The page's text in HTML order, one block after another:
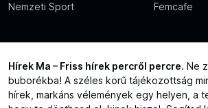
Nemzeti Sport
Femcafe
Hírek Ma – Friss hírek percről percre. Ne
buborékba! A széles körű tájékozottság
hírek, markáns vélemények egy helyen, a